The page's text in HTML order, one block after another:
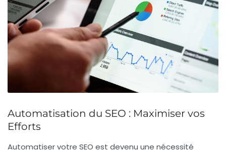
Automatisation du SEO : Maximiser vos
Efforts
Automatiser votre SEO est devenu une nécessité